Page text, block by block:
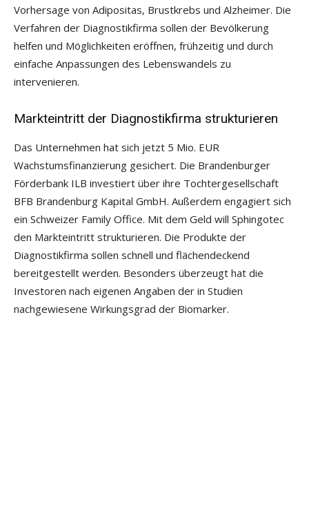
Vorhersage von Adipositas, Brustkrebs und Alzheimer. Die
Verfahren der Diagnostikfirma sollen der Bevölkerung
helfen und Möglichkeiten eröffnen, frühzeitig und durch
einfache Anpassungen des Lebenswandels zu
intervenieren.
Markteintritt der Diagnostikfirma strukturieren
Das Unternehmen hat sich jetzt 5 Mio. EUR
Wachstumsfinanzierung gesichert. Die Brandenburger
Förderbank ILB investiert über ihre Tochtergesellschaft
BFB Brandenburg Kapital GmbH. Außerdem engagiert sich
ein Schweizer Family Office. Mit dem Geld will Sphingotec
den Markteintritt strukturieren. Die Produkte der
Diagnostikfirma sollen schnell und flächendeckend
bereitgestellt werden. Besonders überzeugt hat die
Investoren nach eigenen Angaben der in Studien
nachgewiesene Wirkungsgrad der Biomarker.